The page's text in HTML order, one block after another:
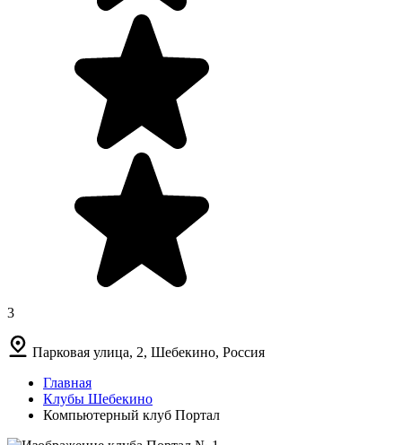
3
Парковая улица, 2, Шебекино, Россия
Главная
Клубы Шебекино
Компьютерный клуб Портал